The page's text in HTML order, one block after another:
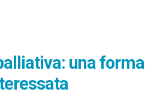
una forma